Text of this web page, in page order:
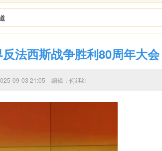
法西斯战争胜利80周年大会
09-03 21:05 编辑：何继红